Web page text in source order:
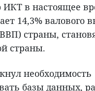
ИКТ в настоящее
14,3% валового
страны,
страны.
необходимость
базы данных,